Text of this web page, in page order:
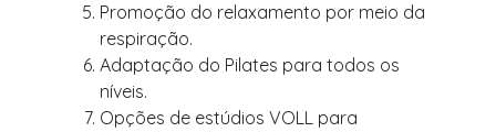
Promoção do relaxamento por meio da
respiração.
Adaptação do Pilates para todos os
níveis.
Opções de estúdios VOLL para